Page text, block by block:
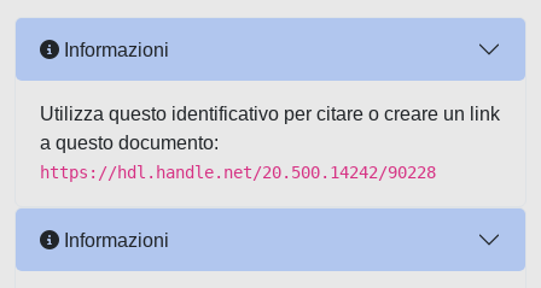
Informazioni
Utilizza questo identificativo per citare o creare un link
a questo documento:
https://hdl.handle.net/20.500.14242/90228
Informazioni